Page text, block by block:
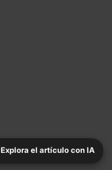
Explora el artículo con IA